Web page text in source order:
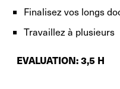
Finalisez vos longs
Travaillez à plusieurs
EVALUATION: 3,5 H